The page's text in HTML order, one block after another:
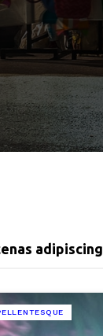
adipiscing